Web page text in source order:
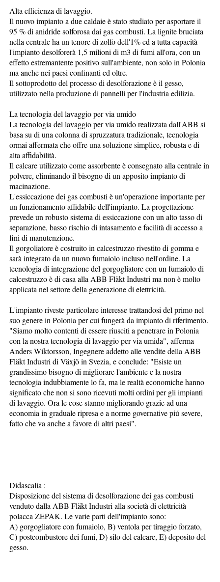
Alta efficienza di lavaggio.
Il nuovo impianto a due caldaie è stato studiato per asportare il
95 % di anidride solforosa dai gas combusti. La lignite bruciata
nella centrale ha un tenore di zolfo dell'1% ed a tutta capacità
l'impianto desolforerà 1,5 milioni di m3 di fumi all'ora, con un
effetto estremantente positivo sull'ambiente, non solo in Polonia
ma anche nei paesi confinanti ed oltre.
Il sottoprodotto del processo di desolforazione è il gesso,
utilizzato nella produzione di pannelli per l'industria edilizia.
La tecnologia del lavaggio per via umido
La tecnologia del lavaggio per via umido realizzata dall'ABB si
basa su di una colonna di spruzzatura tradizionale, tecnologia
ormai affermata che offre una soluzione simplice, robusta e di
alta affidabilità.
Il calcare utilizzato come assorbente è consegnato alla centrale in
polvere, eliminando il bisogno di un apposito impianto di
macinazione.
L'essiccazione dei gas combusti è un'operazione importante per
un funzionamento affidabile dell'impianto. La progettazione
prevede un robusto sistema di essiccazione con un alto tasso di
separazione, basso rischio di intasamento e facilità di accesso a
fini di manutenzione.
Il gorgoliatore è costruito in calcestruzzo rivestito di gomma e
sarà integrato da un nuovo fumaiolo incluso nell'ordine. La
tecnologia di integrazione del gorgogliatore con un fumaiolo di
calcestruzzo è di casa alla ABB Fläkt Industri ma non è molto
applicata nel settore della generazione di elettricità.
L'impianto riveste particolare interesse trattandosi del primo nel
suo genere in Polonia per cui fungerà da impianto di riferimento.
"Siamo molto contenti di essere riusciti a penetrare in Polonia
con la nostra tecnologia di lavaggio per via umida", afferma
Anders Wiktorsson, Ingegnere addetto alle vendite della ABB
Fläkt Industri di Växjö in Svezia, e conclude: "Esiste un
grandissimo bisogno di migliorare l'ambiente e la nostra
tecnologia indubbiamente lo fa, ma le realtà economiche hanno
significato che non si sono ricevuti molti ordini per gli impianti
di lavaggio. Ora le cose stanno migliorando grazie ad una
economia in graduale ripresa e a norme governative piú severe,
fatto che va anche a favore di altri paesi".
Didascalia :
Disposizione del sistema di desolforazione dei gas combusti
venduto dalla ABB Fläkt Industri alla società di elettricità
polacca ZEPAK. Le varie parti dell'impianto sono:
A) gorgogliatore con fumaiolo, B) ventola per tiraggio forzato,
C) postcombustore dei fumi, D) silo del calcare, E) deposito del
gesso.